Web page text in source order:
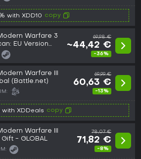
with XDD10 copy
Warfare 3
EU Version
Italian,
(GLOBAL)
69,98 €
~44,42 €
-36%
Warfare III
(Battle.net)
69,99 €
60,63 €
-13%
with XDDeals copy
Warfare III
- GLOBAL
78,07 €
71,82 €
-8%